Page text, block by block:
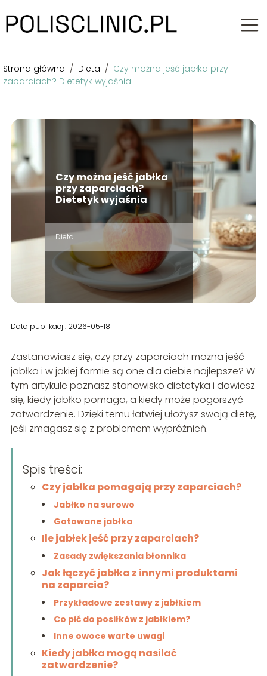
Strona główna / Dieta / Czy można jeść jabłka przy
zaparciach? Dietetyk wyjaśnia
Czy można jeść jabłka
przy zaparciach?
Dietetyk wyjaśnia
Dieta
Data publikacji: 2026-05-18
Zastanawiasz się, czy przy zaparciach można jeść
jabłka i w jakiej formie są one dla ciebie najlepsze? W
tym artykule poznasz stanowisko dietetyka i dowiesz
się, kiedy jabłko pomaga, a kiedy może pogorszyć
zatwardzenie. Dzięki temu łatwiej ułożysz swoją dietę,
jeśli zmagasz się z problemem wypróżnień.
Spis treści:
Czy jabłka pomagają przy zaparciach?
Jabłko na surowo
Gotowane jabłka
Ile jabłek jeść przy zaparciach?
Zasady zwiększania błonnika
Jak łączyć jabłka z innymi produktami
na zaparcia?
Przykładowe zestawy z jabłkiem
Co pić do posiłków z jabłkiem?
Inne owoce warte uwagi
Kiedy jabłka mogą nasilać
zatwardzenie?